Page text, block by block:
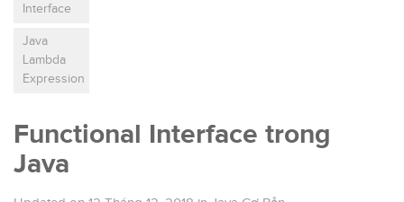
Interface
Java
Lambda
Expression
Functional Interface trong
Java